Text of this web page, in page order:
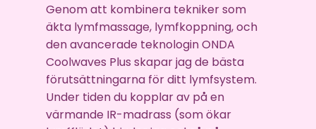
Genom att kombinera tekniker som
äkta lymfmassage, lymfkoppning, och
den avancerade teknologin ONDA
Coolwaves Plus skapar jag de bästa
förutsättningarna för ditt lymfsystem.
Under tiden du kopplar av på en
värmande IR-madrass (som ökar